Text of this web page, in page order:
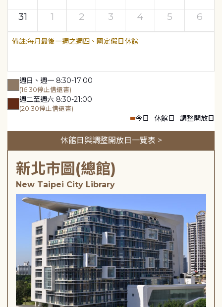
31
1 2 3 4 5 6
每月最後一週之週四、國定假日休館
週日、週一 8:30-17:00
(16:30停止借還書)
週二至週六 8:30-21:00
(20:30停止借還書)
今日 休館日 調整開放日
休館日與調整開放日一覽表 >
新北市圖(總館)
New Taipei City Library